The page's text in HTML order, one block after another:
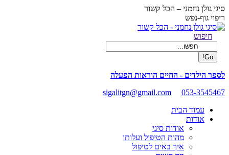
Skip
to
content
סיגי גולן נחמני – הכל קשור
ריפוי גוף-נפש
Facebook
opens
new
window
Search:
חיפוש
לספר הילדים - החיים הוראות הפעלה
sigalitgn@gmail.com
053-3545467
עמוד הבית
אודות
אודות סיגי
מהות הטיפול ועלותו
איך באים לטיפול